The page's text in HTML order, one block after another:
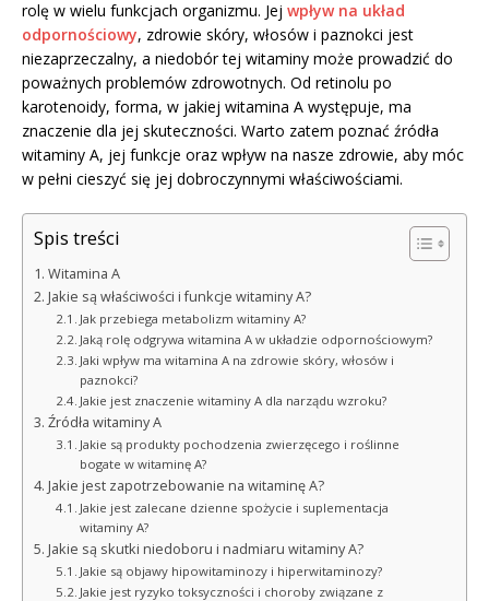
rolę w wielu funkcjach organizmu. Jej wpływ na układ
odpornościowy, zdrowie skóry, włosów i paznokci jest
niezaprzeczalny, a niedobór tej witaminy może prowadzić do
poważnych problemów zdrowotnych. Od retinolu po
karotenoidy, forma, w jakiej witamina A występuje, ma
znaczenie dla jej skuteczności. Warto zatem poznać źródła
witaminy A, jej funkcje oraz wpływ na nasze zdrowie, aby móc
w pełni cieszyć się jej dobroczynnymi właściwościami.
Spis treści
Witamina A
Jakie są właściwości i funkcje witaminy A?
Jak przebiega metabolizm witaminy A?
Jaką rolę odgrywa witamina A w układzie odpornościowym?
Jaki wpływ ma witamina A na zdrowie skóry, włosów i
paznokci?
Jakie jest znaczenie witaminy A dla narządu wzroku?
Źródła witaminy A
Jakie są produkty pochodzenia zwierzęcego i roślinne
bogate w witaminę A?
Jakie jest zapotrzebowanie na witaminę A?
Jakie jest zalecane dzienne spożycie i suplementacja
witaminy A?
Jakie są skutki niedoboru i nadmiaru witaminy A?
Jakie są objawy hipowitaminozy i hiperwitaminozy?
Jakie jest ryzyko toksyczności i choroby związane z